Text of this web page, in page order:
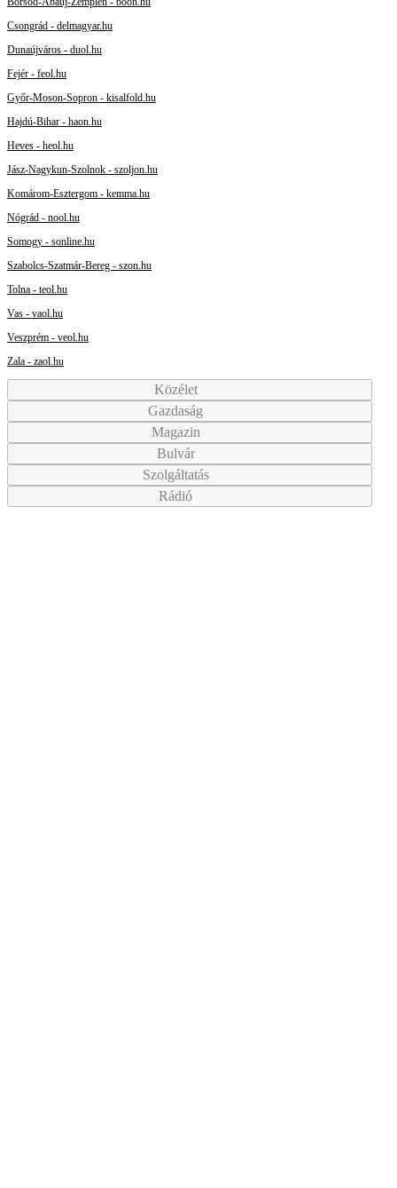
Csongrád - delmagyar.hu
Dunaújváros - duol.hu
Fejér - feol.hu
Győr-Moson-Sopron - kisalfold.hu
Hajdú-Bihar - haon.hu
Heves - heol.hu
Jász-Nagykun-Szolnok - szoljon.hu
Komárom-Esztergom - kemma.hu
Nógrád - nool.hu
Somogy - sonline.hu
Szabolcs-Szatmár-Bereg - szon.hu
Tolna - teol.hu
Vas - vaol.hu
Veszprém - veol.hu
Zala - zaol.hu
Közélet
Gazdaság
Magazin
Bulvár
Szolgáltatás
Rádió